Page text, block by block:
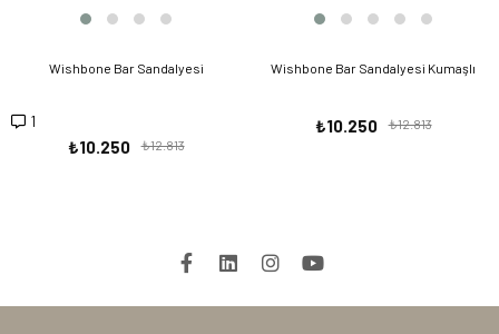
Wishbone Bar Sandalyesi
1
₺10.250 ₺12.813
Wishbone Bar Sandalyesi Kumaşlı
₺10.250 ₺12.813